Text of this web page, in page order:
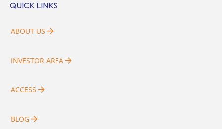
QUICK LINKS
ABOUT US
INVESTOR AREA
ACCESS
BLOG